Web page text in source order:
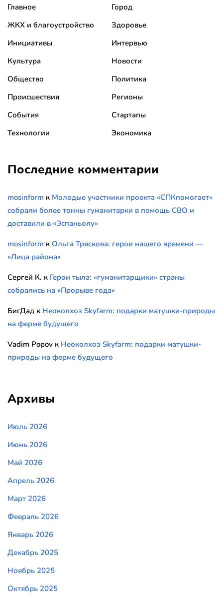
Главное
Город
ЖКХ и благоустройство
Здоровье
Инициативы
Интервью
Культура
Новости
Общество
Политика
Происшествия
Регионы
События
Стартапы
Технологии
Экономика
Последние комментарии
mosinform к Молодые участники проекта «СПКпомогает»
собрали более тонны гуманитарки в помощь СВО и
доставили в «Эспаньолу»
mosinform к Ольга Тряскова: герои нашего времени —
«Лица района»
Сергей К. к Герои тыла: «гуманитарщики» страны
собрались на «Прорыве года»
БигДад к Неоколхоз Skyfarm: подарки матушки-природы
на ферме будущего
Vadim Popov к Неоколхоз Skyfarm: подарки матушки-
природы на ферме будущего
Архивы
Июль 2026
Июнь 2026
Май 2026
Апрель 2026
Март 2026
Февраль 2026
Январь 2026
Декабрь 2025
Ноябрь 2025
Октябрь 2025